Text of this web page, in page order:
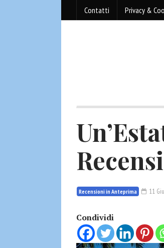
Contatti Privacy &
Recensioni in Anteprima 11
Condividi